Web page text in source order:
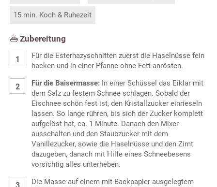
15 min. Koch & Ruhezeit
Zubereitung
Für die Esterhazyschnitten zuerst die Haselnüsse fein
hacken und in einer Pfanne ohne Fett anrösten.
Für die Baisermasse: In einer Schüssel das Eiklar mit
dem Salz zu festem Schnee schlagen. Sobald der
Eischnee schön fest ist, den Kristallzucker einrieseln
lassen. So lange rühren, bis sich der Zucker komplett
aufgelöst hat, ca. 1 Minute. Danach den Mixer
ausschalten und den Staubzucker mit dem
Vanillezucker, sowie die Haselnüsse und den Zimt
dazugeben, danach mit Hilfe eines Schneebesens
vorsichtig alles unterheben.
Die Masse auf einem mit Backpapier ausgelegtem